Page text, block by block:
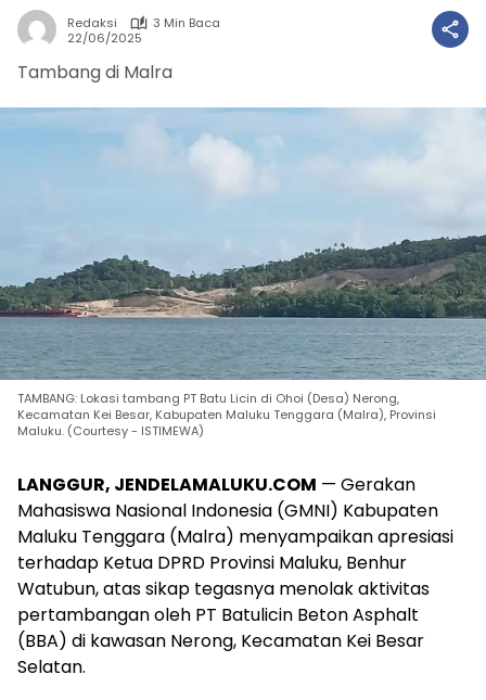
Redaksi
3 Min Baca
22/06/2025
Tambang di Malra
TAMBANG: Lokasi tambang PT Batu Licin di Ohoi (Desa) Nerong,
Kecamatan Kei Besar, Kabupaten Maluku Tenggara (Malra), Provinsi
Maluku. (Courtesy - ISTIMEWA)
LANGGUR, JENDELAMALUKU.COM — Gerakan
Mahasiswa Nasional Indonesia (GMNI) Kabupaten
Maluku Tenggara (Malra) menyampaikan apresiasi
terhadap Ketua DPRD Provinsi Maluku, Benhur
Watubun, atas sikap tegasnya menolak aktivitas
pertambangan oleh PT Batulicin Beton Asphalt
(BBA) di kawasan Nerong, Kecamatan Kei Besar
Selatan.